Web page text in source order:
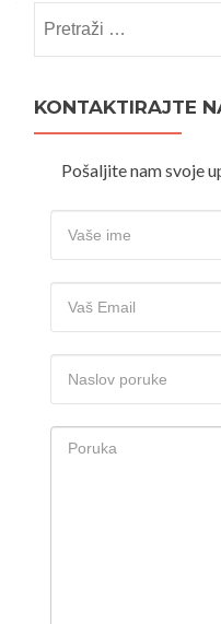
KONTAKTIRAJTE
Pošaljite nam svoje